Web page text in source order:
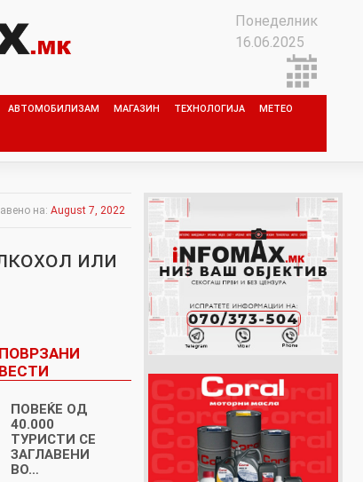
Понеделник
16.06.2025
АВТОМОБИЛИЗАМ МАГАЗИН ТЕХНОЛОГИЈА МЕТЕО
на: August 7, 2022
или
ПОВРЗАНИ
ВЕСТИ
ПОВЕЌЕ ОД
40.000
ТУРИСТИ СЕ
ЗАГЛАВЕНИ
ВО…